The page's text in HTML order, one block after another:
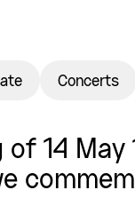
Concerts
of 14